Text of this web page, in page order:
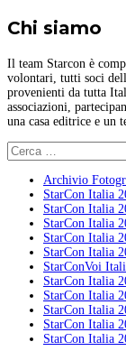
Chi siamo
Il team Starcon è
volontari, tutti soci
provenienti da tutta
associazioni,
una casa editrice e un
Ricerca
per:
Archivio
StarCon Italia
StarCon Italia
StarCon Italia
StarCon Italia
StarCon Italia
StarConVoi
StarCon Italia
StarCon Italia
StarCon Italia
StarCon Italia
StarCon Italia